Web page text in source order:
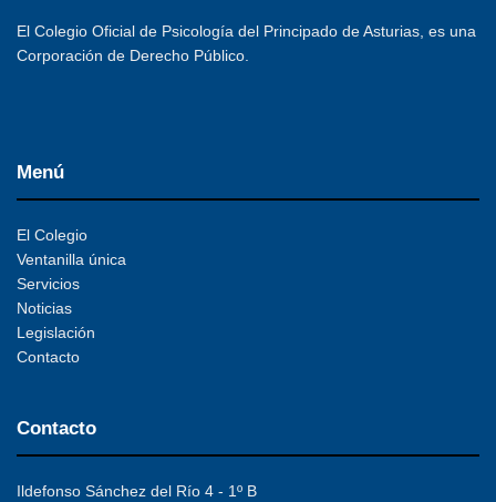
El Colegio Oficial de Psicología del Principado de Asturias, es una
Corporación de Derecho Público.
Menú
El Colegio
Ventanilla única
Servicios
Noticias
Legislación
Contacto
Contacto
Ildefonso Sánchez del Río 4 - 1º B